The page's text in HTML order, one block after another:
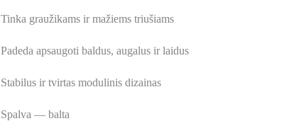
Tinka graužikams ir mažiems triušiams
Padeda apsaugoti baldus, augalus ir laidus
Stabilus ir tvirtas modulinis dizainas
Spalva — balta